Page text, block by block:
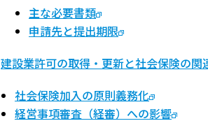
主な必要書類
申請先と提出期限
建設業許可の取得・更新と社会保険の関
社会保険加入の原則義務化
経営事項審査（経審）への影響